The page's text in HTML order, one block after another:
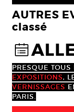
AUTRES
classé
@
PRESQUE TOUS
EXPOSITIONS,
VERNISSAGES
PARIS.